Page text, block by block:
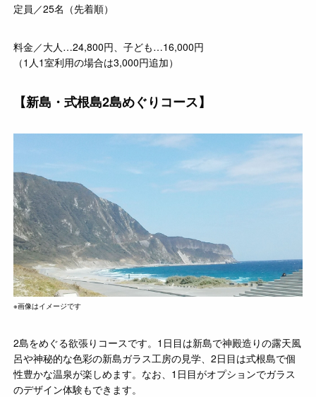
定員／25名（先着順）
料金／大人…24,800円、子ども…16,000円
（1人1室利用の場合は3,000円追加）
【新島・式根島2島めぐりコース】
※画像はイメージです
2島をめぐる欲張りコースです。1日目は新島で神殿造りの露天風
呂や神秘的な色彩の新島ガラス工房の見学、2日目は式根島で個
性豊かな温泉が楽しめます。なお、1日目がオプションでガラス
のデザイン体験もできます。